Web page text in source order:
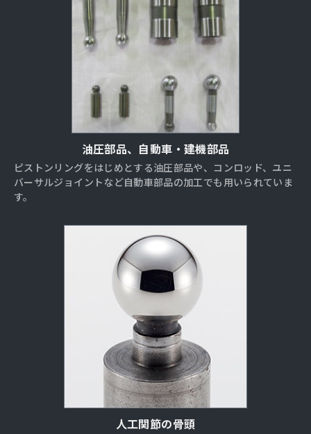
油圧部品、自動車・建機部品
ピストンリングをはじめとする油圧部品や、コンロッド、ユニ
バーサルジョイントなど自動車部品の加工でも用いられていま
す。
人工関節の骨頭